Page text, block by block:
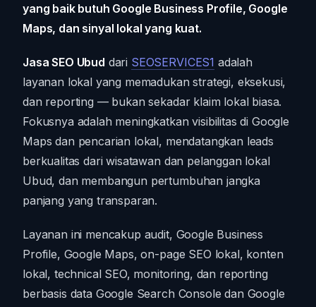
yang baik butuh Google Business Profile, Google
Maps, dan sinyal lokal yang kuat.
Jasa SEO Ubud dari SEOSERVICES1 adalah
layanan lokal yang memadukan strategi, eksekusi,
dan reporting — bukan sekadar klaim lokal biasa.
Fokusnya adalah meningkatkan visibilitas di Google
Maps dan pencarian lokal, mendatangkan leads
berkualitas dari wisatawan dan pelanggan lokal
Ubud, dan membangun pertumbuhan jangka
panjang yang transparan.
Layanan ini mencakup audit, Google Business
Profile, Google Maps, on-page SEO lokal, konten
lokal, technical SEO, monitoring, dan reporting
berbasis data Google Search Console dan Google